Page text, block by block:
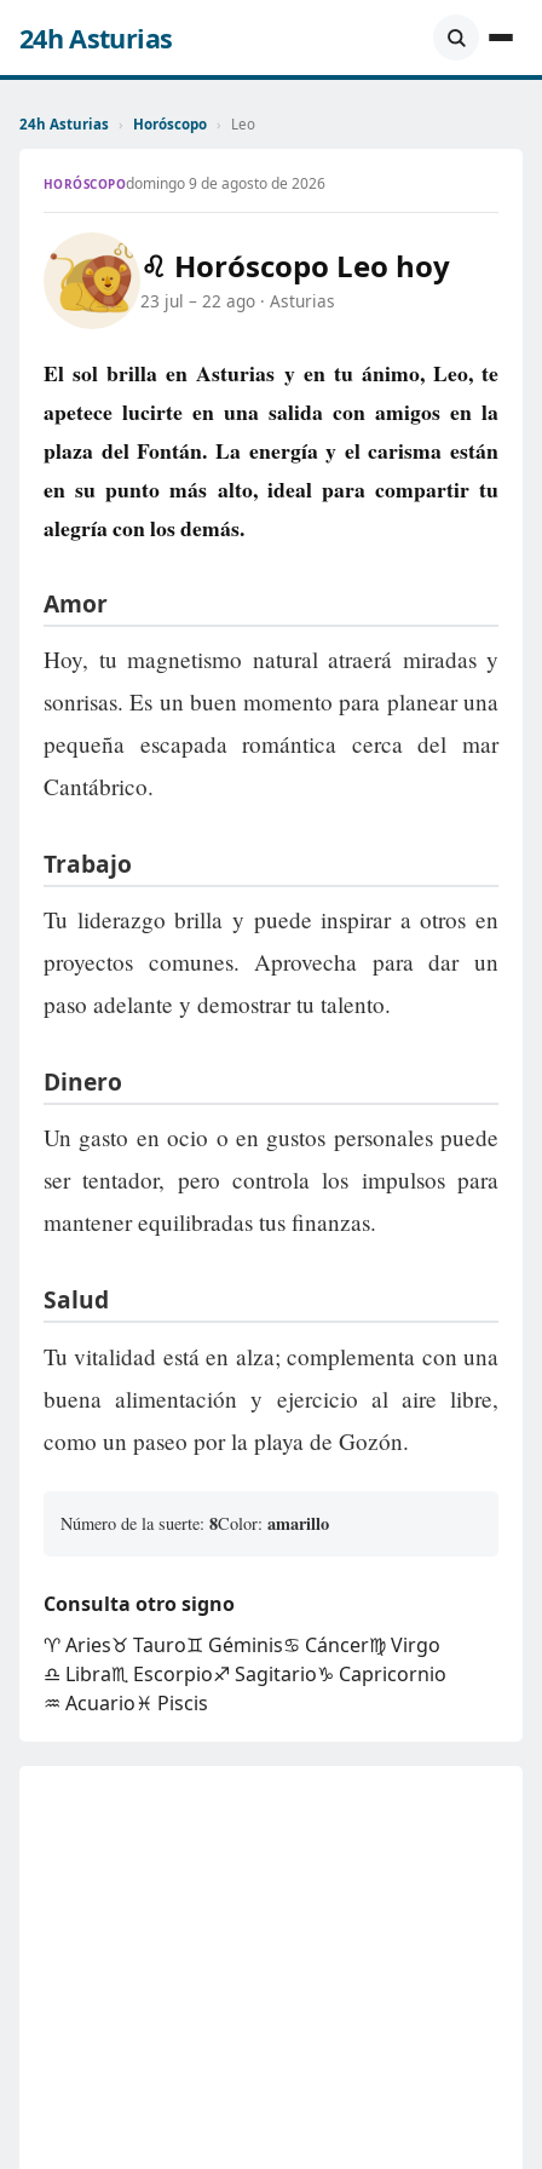
24h Asturias
24h Asturias › Horóscopo › Leo
HORÓSCOPOdomingo 9 de agosto de 2026
♌ Horóscopo Leo hoy
23 jul – 22 ago · Asturias
El sol brilla en Asturias y en tu ánimo, Leo, te
apetece lucirte en una salida con amigos en la
plaza del Fontán. La energía y el carisma están
en su punto más alto, ideal para compartir tu
alegría con los demás.
Amor
Hoy, tu magnetismo natural atraerá miradas y
sonrisas. Es un buen momento para planear una
pequeña escapada romántica cerca del mar
Cantábrico.
Trabajo
Tu liderazgo brilla y puede inspirar a otros en
proyectos comunes. Aprovecha para dar un
paso adelante y demostrar tu talento.
Dinero
Un gasto en ocio o en gustos personales puede
ser tentador, pero controla los impulsos para
mantener equilibradas tus finanzas.
Salud
Tu vitalidad está en alza; complementa con una
buena alimentación y ejercicio al aire libre,
como un paseo por la playa de Gozón.
Número de la suerte: 8Color: amarillo
Consulta otro signo
♈ Aries♉ Tauro♊ Géminis♋ Cáncer♍ Virgo
♎ Libra♏ Escorpio♐ Sagitario♑ Capricornio
♒ Acuario♓ Piscis